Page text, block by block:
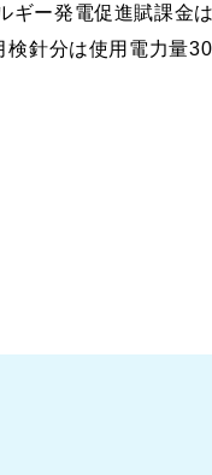
ー発電促進賦課金
針分は使用電力量